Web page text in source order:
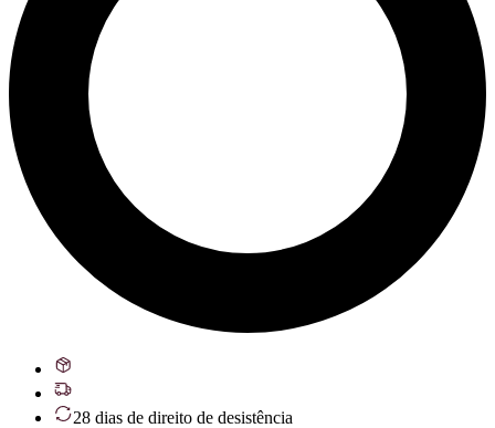
28 dias de direito de desistência